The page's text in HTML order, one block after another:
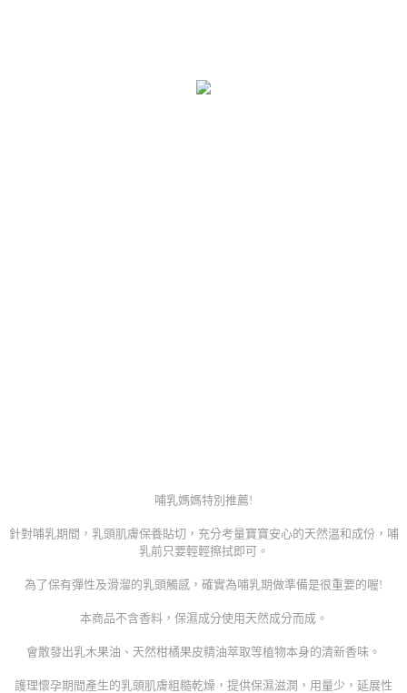
哺乳媽媽特別推薦!
針對哺乳期間，乳頭肌膚保養貼切，充分考量寶寶安心的天然溫和成份，哺
乳前只要輕輕擦拭即可。
為了保有彈性及滑溜的乳頭觸感，確實為哺乳期做準備是很重要的喔!
本商品不含香料，保濕成分使用天然成分而成。
會散發出乳木果油、天然柑橘果皮精油萃取等植物本身的清新香味。
護理懷孕期間產生的乳頭肌膚粗糙乾燥，提供保濕滋潤，用量少，延展性